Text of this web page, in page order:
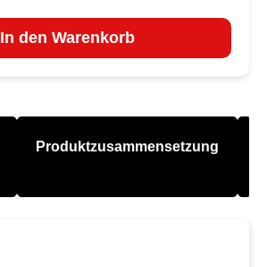
In den Warenkorb
Produktzusammensetzung